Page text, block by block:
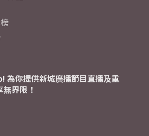
為你提供新城廣播節目直播及重
界限！